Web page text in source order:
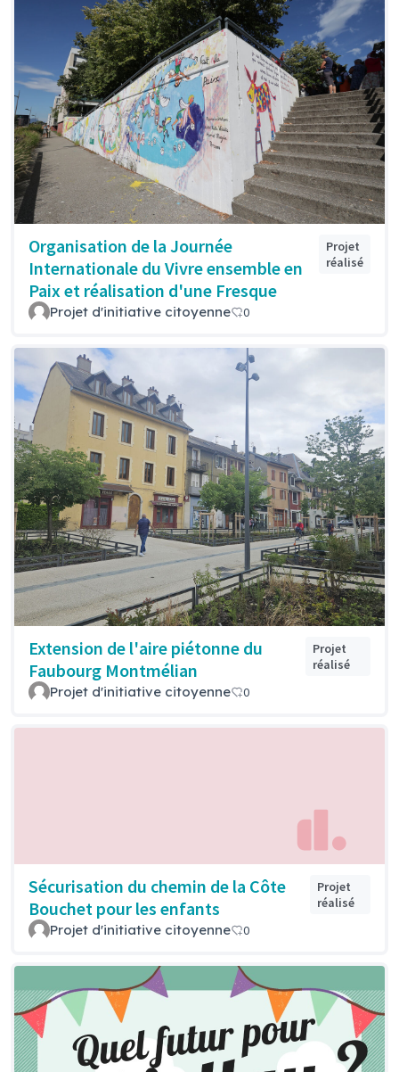
Organisation de la Journée
Internationale du Vivre ensemble en
Paix et réalisation d'une Fresque
Projet
réalisé
Projet d'initiative citoyenne 0
Extension de l'aire piétonne du
Faubourg Montmélian
Projet
réalisé
Projet d'initiative citoyenne 0
Sécurisation du chemin de la Côte
Bouchet pour les enfants
Projet
réalisé
Projet d'initiative citoyenne 0